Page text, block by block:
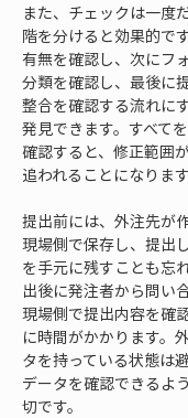
また、チェックは一度
階を分けると効果的で
有無を確認し、次にフ
分類を確認し、最後に
整合を確認する流れに
発見できます。すべて
確認すると、修正範囲
追われることになります
提出前には、外注先が
現場側で保存し、提出
を手元に残すことも忘
出後に発注者から問い
現場側で提出内容を確
に時間がかかります。
タを持っている状態は
データを確認できるよ
切です。